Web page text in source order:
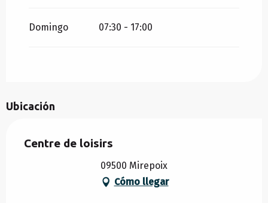
TODO EL AÑO 2032
Domingo 07:30 - 17:00
Ubicación
Centre de loisirs
09500 Mirepoix
Cómo llegar